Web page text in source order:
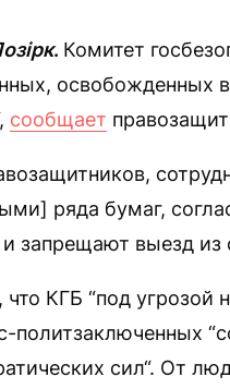
. Комитет
освобожденных
сообщает
ряда бумаг,
запрещают выезд из
что КГБ “под
политзаключенных
сил“. От